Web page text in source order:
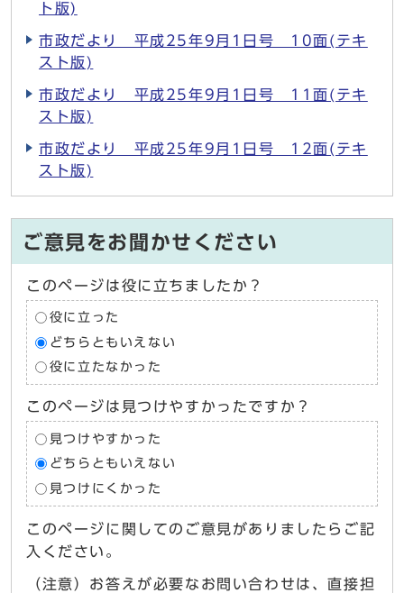
ト版)
市政だより 平成25年9月1日号 10面(テキ
スト版)
市政だより 平成25年9月1日号 11面(テキ
スト版)
市政だより 平成25年9月1日号 12面(テキ
スト版)
ご意見をお聞かせください
このページは役に立ちましたか？
役に立った
どちらともいえない
役に立たなかった
このページは見つけやすかったですか？
見つけやすかった
どちらともいえない
見つけにくかった
このページに関してのご意見がありましたらご記
入ください。
（注意）お答えが必要なお問い合わせは、直接担